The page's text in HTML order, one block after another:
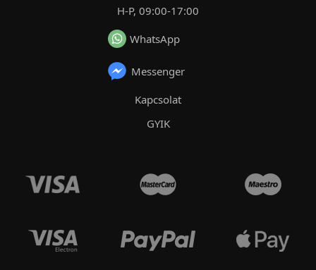
H-P, 09:00-17:00
WhatsApp
Messenger
Kapcsolat
GYIK